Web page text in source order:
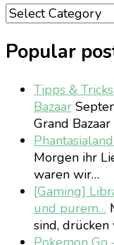
Categories
Popular
Tipps &
Bazaar
Grand
Morgen ihr
waren wir…
[Gaming]
und purem…
sind,